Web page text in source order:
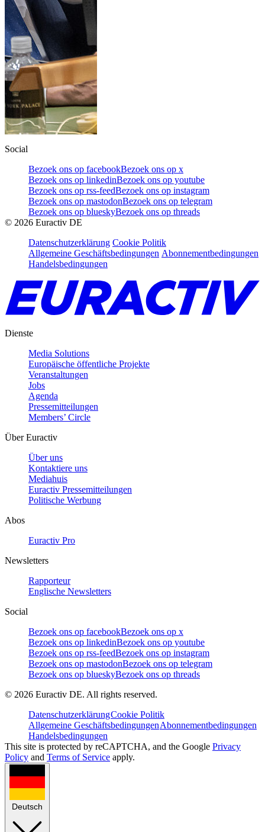
Social
Bezoek ons op facebookBezoek ons op x
Bezoek ons op linkedinBezoek ons op youtube
Bezoek ons op rss-feedBezoek ons op instagram
Bezoek ons op mastodonBezoek ons op telegram
Bezoek ons op blueskyBezoek ons op threads
© 2026 Euractiv DE
Datenschutzerklärung Cookie Politik
Allgemeine Geschäftsbedingungen Abonnementbedingungen
Handelsbedingungen
Dienste
Media Solutions
Europäische öffentliche Projekte
Veranstaltungen
Jobs
Agenda
Pressemitteilungen
Members’ Circle
Über Euractiv
Über uns
Kontaktiere uns
Mediahuis
Euractiv Pressemitteilungen
Politische Werbung
Abos
Euractiv Pro
Newsletters
Rapporteur
Englische Newsletters
Social
Bezoek ons op facebookBezoek ons op x
Bezoek ons op linkedinBezoek ons op youtube
Bezoek ons op rss-feedBezoek ons op instagram
Bezoek ons op mastodonBezoek ons op telegram
Bezoek ons op blueskyBezoek ons op threads
© 2026 Euractiv DE. All rights reserved.
DatenschutzerklärungCookie Politik
Allgemeine GeschäftsbedingungenAbonnementbedingungen
Handelsbedingungen
This site is protected by reCAPTCHA, and the Google Privacy
Policy and Terms of Service apply.
Deutsch